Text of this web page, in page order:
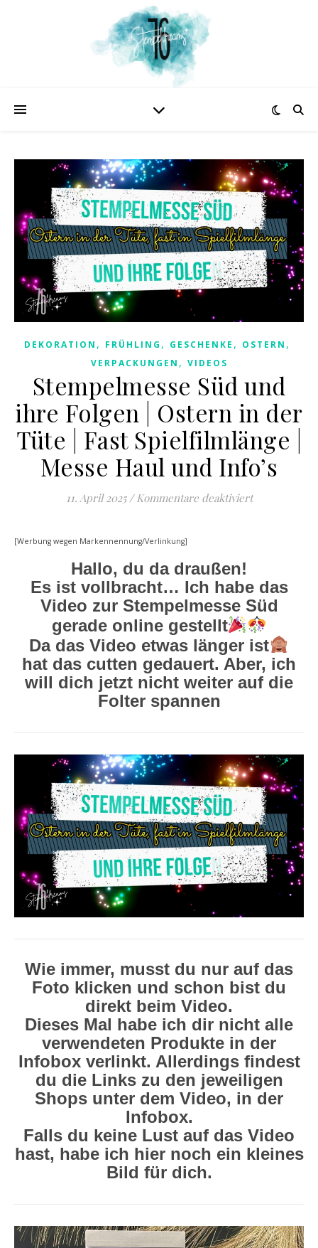
DEKORATION , FRÜHLING , GESCHENKE , OSTERN ,
VERPACKUNGEN , VIDEOS
Stempelmesse Süd und
ihre Folgen | Ostern in der
Tüte | Fast Spielfilmlänge |
Messe Haul und Info’s
11. April 2025 / Kommentare deaktiviertfür
[Werbung wegen Markennennung/Verlinkung]
Hallo, du da draußen!
Es ist vollbracht… Ich habe das
Video zur Stempelmesse Süd
gerade online gestellt
Da das Video etwas länger ist​
hat das cutten gedauert. Aber, ich
will dich jetzt nicht weiter auf die
Folter spannen
Wie immer, musst du nur auf das
Foto klicken und schon bist du
direkt beim Video.
Dieses Mal habe ich dir nicht alle
verwendeten Produkte in der
Infobox verlinkt. Allerdings findest
du die Links zu den jeweiligen
Shops unter dem Video, in der
Infobox.
Falls du keine Lust auf das Video
hast, habe ich hier noch ein kleines
Bild für dich.